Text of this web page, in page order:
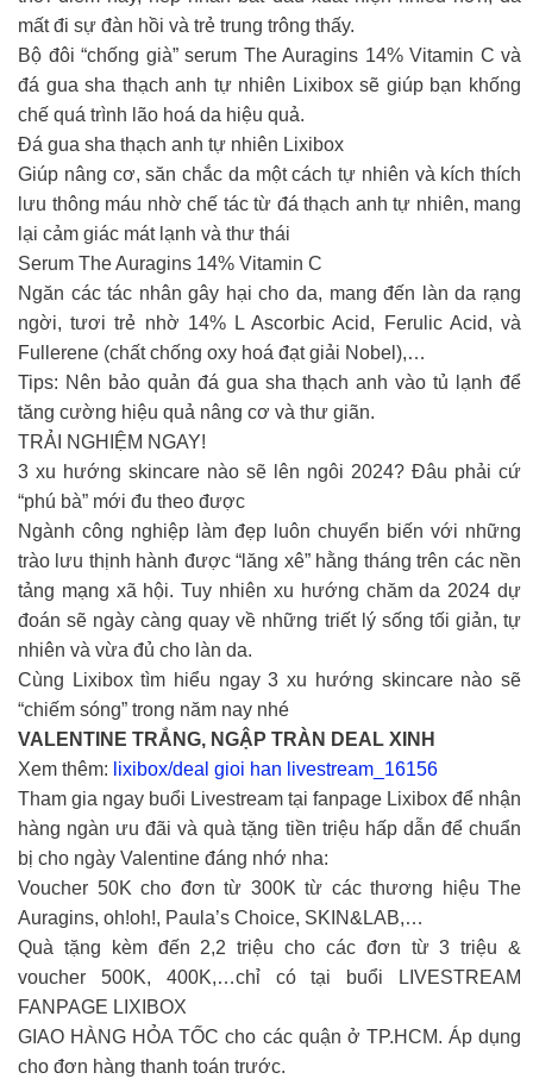
mất đi sự đàn hồi và trẻ trung trông thấy.
Bộ đôi “chống già” serum The Auragins 14% Vitamin C và
đá gua sha thạch anh tự nhiên Lixibox sẽ giúp bạn khống
chế quá trình lão hoá da hiệu quả.
Đá gua sha thạch anh tự nhiên Lixibox
Giúp nâng cơ, săn chắc da một cách tự nhiên và kích thích
lưu thông máu nhờ chế tác từ đá thạch anh tự nhiên, mang
lại cảm giác mát lạnh và thư thái
Serum The Auragins 14% Vitamin C
Ngăn các tác nhân gây hại cho da, mang đến làn da rạng
ngời, tươi trẻ nhờ 14% L Ascorbic Acid, Ferulic Acid, và
Fullerene (chất chống oxy hoá đạt giải Nobel),…
Tips: Nên bảo quản đá gua sha thạch anh vào tủ lạnh để
tăng cường hiệu quả nâng cơ và thư giãn.
TRẢI NGHIỆM NGAY!
3 xu hướng skincare nào sẽ lên ngôi 2024? Đâu phải cứ
“phú bà” mới đu theo được
Ngành công nghiệp làm đẹp luôn chuyển biến với những
trào lưu thịnh hành được “lăng xê” hằng tháng trên các nền
tảng mạng xã hội. Tuy nhiên xu hướng chăm da 2024 dự
đoán sẽ ngày càng quay về những triết lý sống tối giản, tự
nhiên và vừa đủ cho làn da.
Cùng Lixibox tìm hiểu ngay 3 xu hướng skincare nào sẽ
“chiếm sóng” trong năm nay nhé
VALENTINE TRẮNG, NGẬP TRÀN DEAL XINH
Xem thêm: lixibox/deal gioi han livestream_16156
Tham gia ngay buổi Livestream tại fanpage Lixibox để nhận
hàng ngàn ưu đãi và quà tặng tiền triệu hấp dẫn để chuẩn
bị cho ngày Valentine đáng nhớ nha:
Voucher 50K cho đơn từ 300K từ các thương hiệu The
Auragins, oh!oh!, Paula’s Choice, SKIN&LAB,…
Quà tặng kèm đến 2,2 triệu cho các đơn từ 3 triệu &
voucher 500K, 400K,…chỉ có tại buổi LIVESTREAM
FANPAGE LIXIBOX
GIAO HÀNG HỎA TỐC cho các quận ở TP.HCM. Áp dụng
cho đơn hàng thanh toán trước.